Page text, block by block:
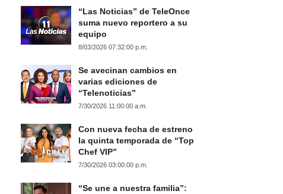
“Las Noticias” de TeleOnce
suma nuevo reportero a su
equipo
8/03/2026 07:32:00 p.m.
Se avecinan cambios en
varias ediciones de
“Telenoticias”
7/30/2026 11:00:00 a.m.
Con nueva fecha de estreno
la quinta temporada de “Top
Chef VIP”
7/30/2026 03:00:00 p.m.
“Se une a nuestra familia”: